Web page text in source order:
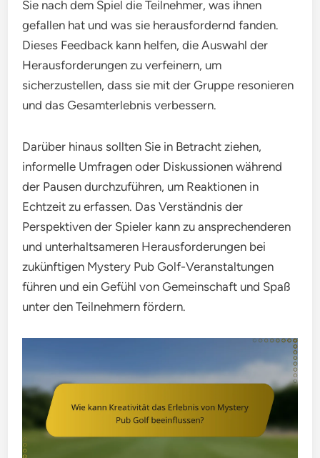
Sie nach dem Spiel die Teilnehmer, was ihnen
gefallen hat und was sie herausfordernd fanden.
Dieses Feedback kann helfen, die Auswahl der
Herausforderungen zu verfeinern, um
sicherzustellen, dass sie mit der Gruppe resonieren
und das Gesamterlebnis verbessern.
Darüber hinaus sollten Sie in Betracht ziehen,
informelle Umfragen oder Diskussionen während
der Pausen durchzuführen, um Reaktionen in
Echtzeit zu erfassen. Das Verständnis der
Perspektiven der Spieler kann zu ansprechenderen
und unterhaltsameren Herausforderungen bei
zukünftigen Mystery Pub Golf-Veranstaltungen
führen und ein Gefühl von Gemeinschaft und Spaß
unter den Teilnehmern fördern.